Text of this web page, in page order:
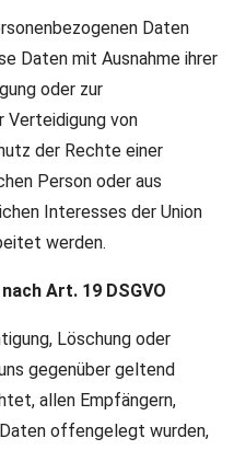
Daten
Daten mit Ausnahme ihrer
oder zur
Verteidigung von
der Rechte einer
Person oder aus
Interesses der Union
werden.
Art. 19 DSGVO
Löschung oder
gegenüber geltend
allen Empfängern,
offengelegt wurden,